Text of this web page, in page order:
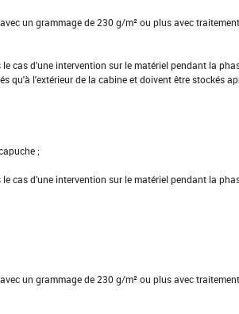
un grammage de 230 g/m² ou plus avec traitement
cas d'une intervention sur le matériel pendant la
qu'à l'extérieur de la cabine et doivent être stockés
;
cas d'une intervention sur le matériel pendant la
un grammage de 230 g/m² ou plus avec traitement